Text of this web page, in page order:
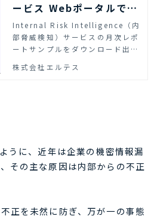
ービス Webポータルで分
かること | エルテス
Internal Risk Intelligence（内
部脅威検知）サービスの月次レポ
ートサンプルをダウンロード出来
株式会社エルテス
うに、近年は企業の機密情報漏
その主な原因は内部からの不正
正を未然に防ぎ、万が一の事態